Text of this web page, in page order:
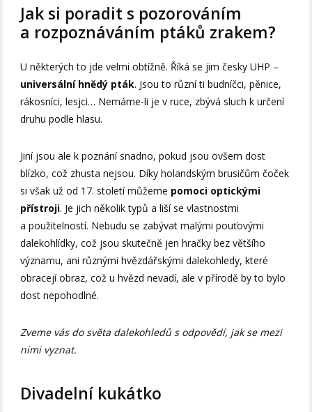
Jak si poradit s pozorováním
a rozpoznáváním ptáků zrakem?
U některých to jde velmi obtížně. Říká se jim česky UHP –
universální hnědý pták. Jsou to různí ti budníčci, pěnice,
rákosníci, lesjci… Nemáme-li je v ruce, zbývá sluch k určení
druhu podle hlasu.
Jiní jsou ale k poznání snadno, pokud jsou ovšem dost
blízko, což zhusta nejsou. Díky holandským brusičům čoček
si však už od 17. století můžeme pomoci optickými
přístroji. Je jich několik typů a liší se vlastnostmi
a použitelností. Nebudu se zabývat malými pouťovými
dalekohlídky, což jsou skutečně jen hračky bez většího
významu, ani různými hvězdářskými dalekohledy, které
obracejí obraz, což u hvězd nevadí, ale v přírodě by to bylo
dost nepohodlné.
Zveme vás do světa dalekohledů s odpovědí, jak se mezi
nimi vyznat.
Divadelní kukátko